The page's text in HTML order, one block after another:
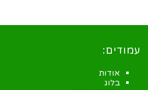
עמודים:
אודות
בלוג